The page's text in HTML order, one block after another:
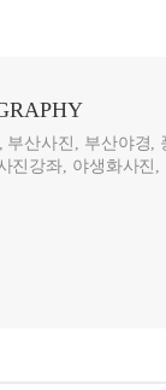
부산사진, 부산야경,
진강좌, 야생화사진,